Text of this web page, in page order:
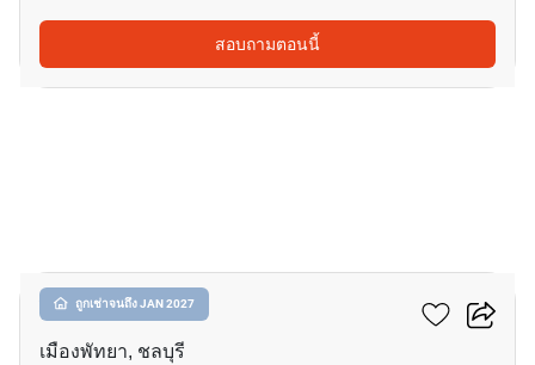
สอบถามตอนนี้
ถูกเช่าจนถึง JAN 2027
วิวพอยท์ วิลเลจ
เมืองพัทยา, ชลบุรี